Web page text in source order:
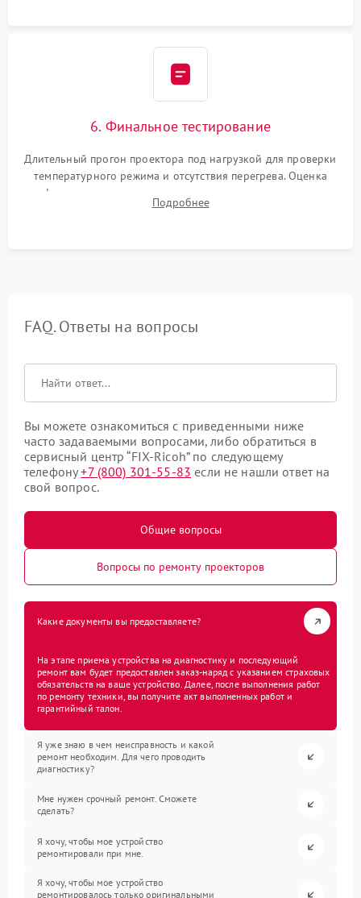
6. Финальное тестирование
Длительный прогон проектора под нагрузкой для проверки
температурного режима и отсутствия перегрева. Оценка
фокуса, контрастности и цветопередачи на тестовых
таблицах. Проверка работы всех видеовходов и кнопок
Подробнее
FAQ. Ответы на вопросы
Вы можете ознакомиться с приведенными ниже
часто задаваемыми вопросами, либо обратиться в
сервисный центр “FIX-Ricoh” по следующему
телефону+7 (800) 301-55-83 если не нашли ответ на
свой вопрос.
Общие вопросы
Вопросы по ремонту проекторов
Какие документы вы предоставляете?
На этапе приема устройства на диагностику и последующий
ремонт вам будет предоставлен заказ-наряд с указанием страховых
обязательств на ваше устройство. Далее, после выполнения работ
по ремонту техники, вы получите акт выполненных работ и
гарантийный талон.
Я уже знаю в чем неисправность и какой
ремонт необходим. Для чего проводить
диагностику?
Мне нужен срочный ремонт. Сможете
сделать?
Я хочу, чтобы мое устройство
ремонтировали при мне.
Я хочу, чтобы мое устройство
ремонтировалось только оригинальными